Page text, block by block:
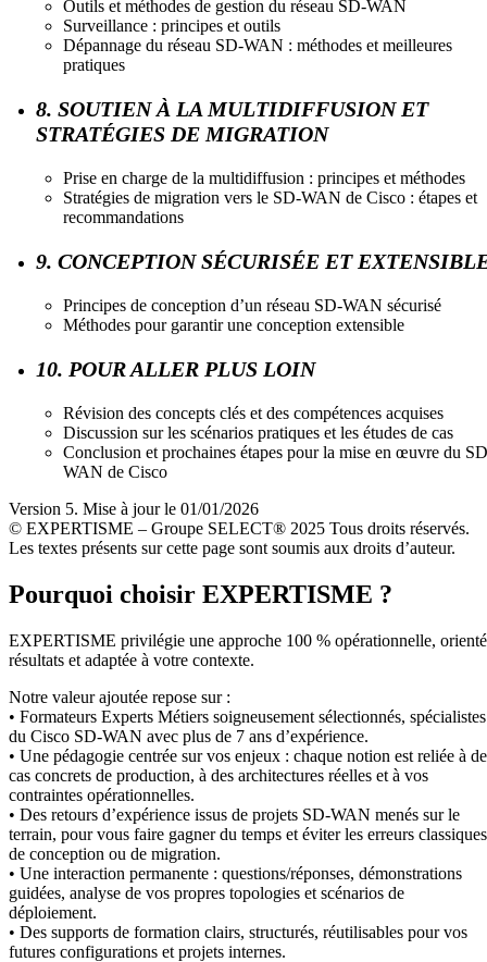
Outils et méthodes de gestion du réseau SD-WAN
Surveillance : principes et outils
Dépannage du réseau SD-WAN : méthodes et meilleures
pratiques
8. SOUTIEN À LA MULTIDIFFUSION ET
STRATÉGIES DE MIGRATION
Prise en charge de la multidiffusion : principes et méthodes
Stratégies de migration vers le SD-WAN de Cisco : étapes et
recommandations
9. CONCEPTION SÉCURISÉE ET
Principes de conception d’un réseau SD-WAN sécurisé
Méthodes pour garantir une conception extensible
10. POUR ALLER PLUS LOIN
Révision des concepts clés et des compétences acquises
Discussion sur les scénarios pratiques et les études de cas
Conclusion et prochaines étapes pour la mise en œuvre du
WAN de Cisco
Version 5. Mise à jour le 01/01/2026
© EXPERTISME – Groupe SELECT® 2025 Tous droits réservés.
Les textes présents sur cette page sont soumis aux droits d’auteur.
Pourquoi choisir EXPERTISME ?
EXPERTISME privilégie une approche 100 % opérationnelle,
résultats et adaptée à votre contexte.
Notre valeur ajoutée repose sur :
• Formateurs Experts Métiers soigneusement sélectionnés, spécialistes
du Cisco SD-WAN avec plus de 7 ans d’expérience.
• Une pédagogie centrée sur vos enjeux : chaque notion est reliée à
cas concrets de production, à des architectures réelles et à vos
contraintes opérationnelles.
• Des retours d’expérience issus de projets SD-WAN menés sur le
terrain, pour vous faire gagner du temps et éviter les erreurs classiques
de conception ou de migration.
• Une interaction permanente : questions/réponses, démonstrations
guidées, analyse de vos propres topologies et scénarios de
déploiement.
• Des supports de formation clairs, structurés, réutilisables pour vos
futures configurations et projets internes.